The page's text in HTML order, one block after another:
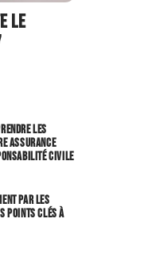
le
les
assurance
civile
par les
points clés à